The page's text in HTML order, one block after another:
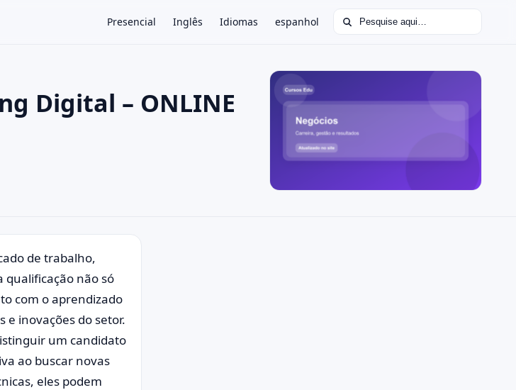
Presencial Inglês Idiomas espanhol Buscar por:
×
Digital – ONLINE
de trabalho,
qualificação não só
com o aprendizado
inovações do setor.
um candidato
ao buscar novas
eles podem